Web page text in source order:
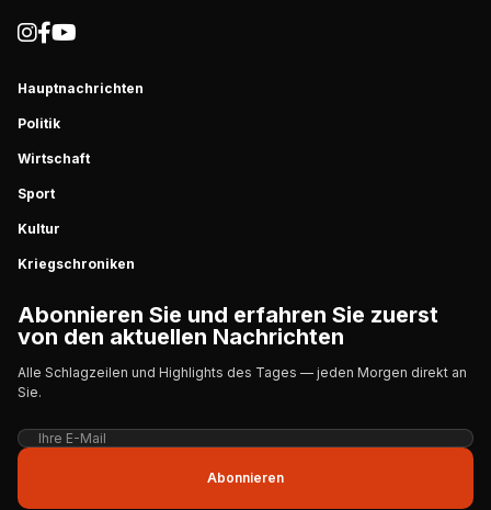
Hauptnachrichten
Politik
Wirtschaft
Sport
Kultur
Kriegschroniken
Abonnieren Sie und erfahren Sie zuerst
von den aktuellen Nachrichten
Alle Schlagzeilen und Highlights des Tages — jeden Morgen direkt an
Sie.
Abonnieren